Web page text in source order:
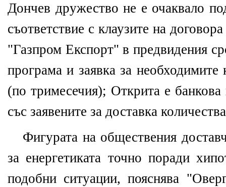
Дончев дружество не е очаквало
съответствие с клаузите на
"Газпром Експорт" в предвидения
програма и заявка за необходимите
(по тримесечия); Открита е банкова
със заявените за доставка
Фигурата на обществения
за енергетиката точно поради
подобни ситуации, пояснява